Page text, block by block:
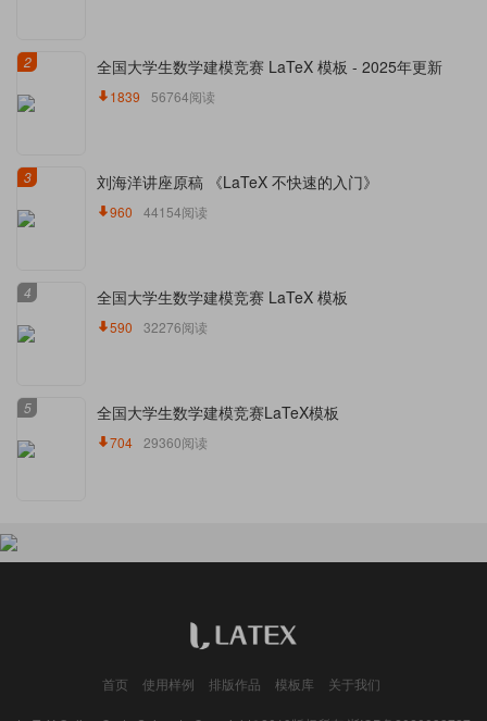
2 全国大学生数学建模竞赛 LaTeX 模板 - 2025年更新
1839 56764阅读
3 刘海洋讲座原稿 《LaTeX 不快速的入门》
960 44154阅读
4 全国大学生数学建模竞赛 LaTeX 模板
590 32276阅读
5 全国大学生数学建模竞赛LaTeX模板
704 29360阅读
首页 使用样例 排版作品 模板库 关于我们